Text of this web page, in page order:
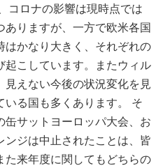
コロナの影響は現時点では
りますが、一方で欧米各国
はかなり大きく、それぞれの
起こしています。またウィル
見えない今後の状況変化を見
る国も多くあります。 そ
サットヨーロッパ大会、お
ンジは中止されたことは、皆
た来年度に関してもどちらの